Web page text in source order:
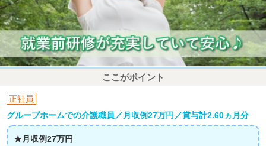
ここがポイント
正社員
グループホームでの介護職員／月収例27万円／賞与計2.60ヵ月分
★月収例27万円